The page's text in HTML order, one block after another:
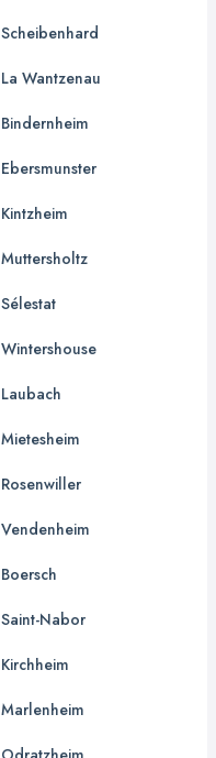
Scheibenhard
La Wantzenau
Bindernheim
Ebersmunster
Kintzheim
Muttersholtz
Sélestat
Wintershouse
Laubach
Mietesheim
Rosenwiller
Vendenheim
Boersch
Saint-Nabor
Kirchheim
Marlenheim